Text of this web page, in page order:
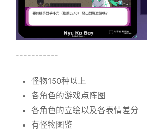
-----------
怪物150种以上
各角色的游戏点阵图
各角色的立绘以及各表情差分
有怪物图鉴